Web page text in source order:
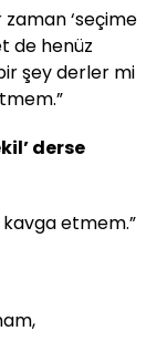
‘seçime
de henüz
şey derler mi
derse
etmem.”